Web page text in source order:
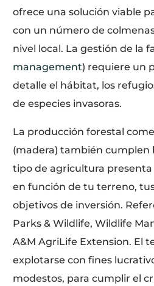
ofrece una solución viable
con un número de
nivel local. La gestión de la
management) requiere un
detalle el hábitat, los
de especies invasoras.
La producción forestal
(madera) también cumplen
tipo de agricultura presenta
en función de tu terreno,
objetivos de inversión.
Parks & Wildlife, Wildlife
A&M AgriLife Extension. El
explotarse con fines
modestos, para cumplir el